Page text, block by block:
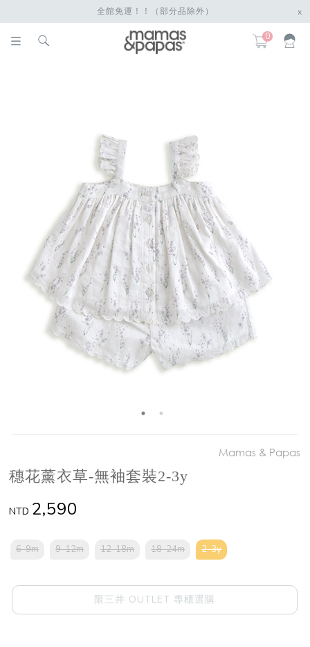
全館免運！！（部分品除外） x
0
Mamas & Papas
穗花薰衣草-無袖套裝2-3y
NTD 2,590
6-9m 9-12m 12-18m 18-24m 2-3y
限三井 OUTLET 專櫃選購